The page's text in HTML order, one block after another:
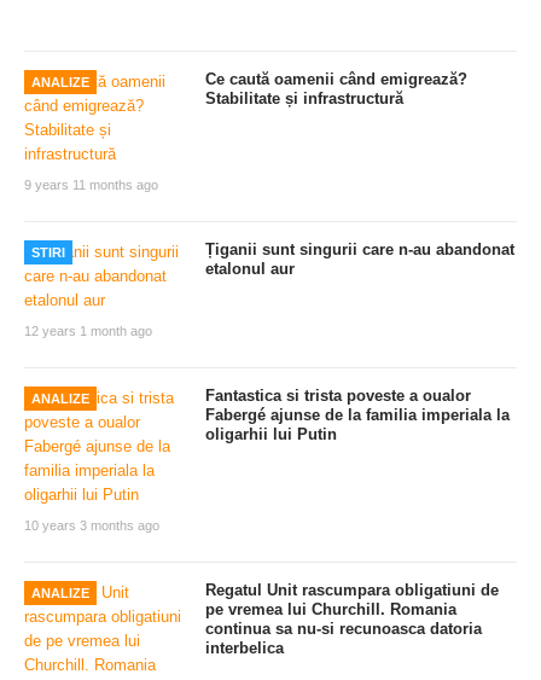
ANALIZE
9 years 11 months ago
Ce caută oamenii când emigrează?
Stabilitate și infrastructură
STIRI
12 years 1 month ago
Țiganii sunt singurii care n-au abandonat
etalonul aur
ANALIZE
10 years 3 months ago
Fantastica si trista poveste a oualor
Fabergé ajunse de la familia imperiala la
oligarhii lui Putin
ANALIZE
Regatul Unit rascumpara obligatiuni de
pe vremea lui Churchill. Romania
continua sa nu-si recunoasca datoria
interbelica